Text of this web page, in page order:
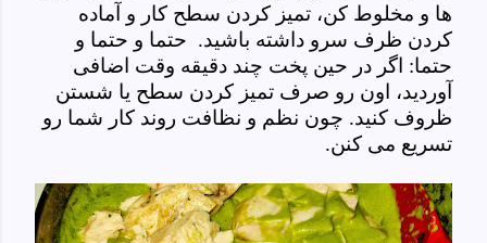
ها و مخلوط کن، تمیز کردن سطح کار و آماده
کردن ظرف سرو داشته باشید. حتما و حتما و
حتما: اگر در حین پخت چند دقیقه وقت اضافی
آوردید، اون رو صرف تمیز کردن سطح یا شستن
ظروف کنید. چون نظم و نظافت روند کار شما رو
تسریع می کنن.